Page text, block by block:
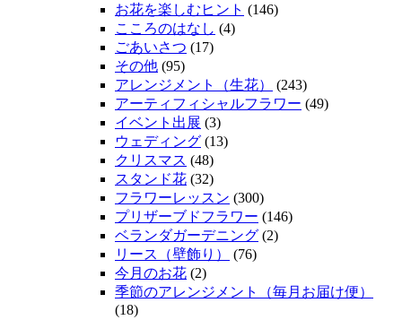
お花を楽しむヒント (146)
こころのはなし (4)
ごあいさつ (17)
その他 (95)
アレンジメント（生花）
(243)
アーティフィシャルフラワー (49)
イベント出展 (3)
ウェディング (13)
クリスマス (48)
スタンド花 (32)
フラワーレッスン (300)
プリザーブドフラワー (146)
ベランダガーデニング (2)
リース（壁飾り）
(76)
今月のお花 (2)
季節のアレンジメント（毎月お届け便）
(18)